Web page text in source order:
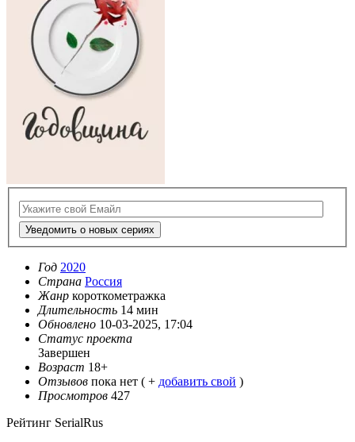
Уведомить о новых сериях
Год 2020
Страна Россия
Жанр короткометражка
Длительность 14 мин
Обновлено 10-03-2025, 17:04
Статус проекта
Завершен
Возраст 18+
Отзывов пока нет ( + добавить свой )
Просмотров 427
Рейтинг SerialRus